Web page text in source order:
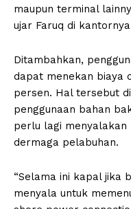
maupun terminal
ujar Faruq di
Ditambahkan,
dapat menekan biaya
persen. Hal tersebut
penggunaan bahan
perlu lagi menyalakan
dermaga pelabuhan.
“Selama ini kapal jika
menyala untuk